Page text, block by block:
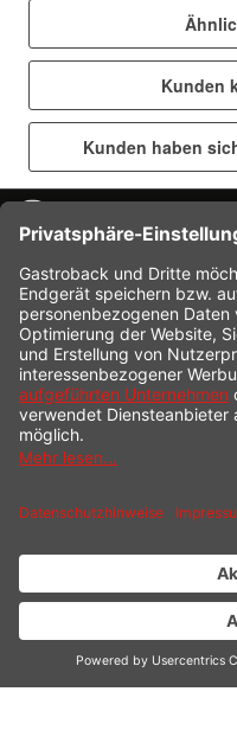
Kunden
Kunden haben
KONTAKT
SERVICE HOTLINE
INFORMATION
SHOP SERVICE
VERSAND